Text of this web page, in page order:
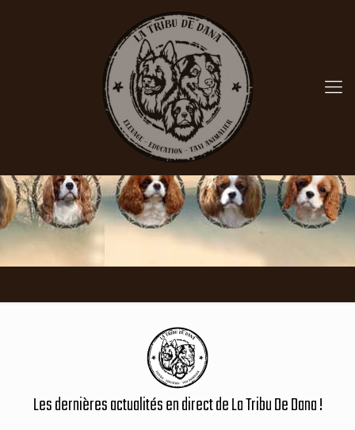
Les dernières actualités en direct de La Tribu De Dana !